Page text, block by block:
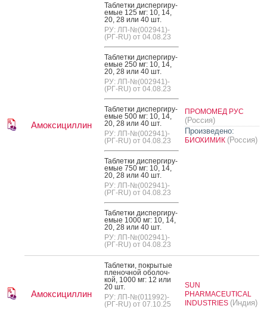
Амоксициллин
Таб­летки дис­перги­ру­
емые 125 мг: 10, 14,
20, 28 или 40 шт.
РУ: ЛП-№(002941)-
(РГ-RU) от 04.08.23
Таб­летки дис­перги­ру­
емые 250 мг: 10, 14,
20, 28 или 40 шт.
РУ: ЛП-№(002941)-
(РГ-RU) от 04.08.23
Таб­летки дис­перги­ру­
емые 500 мг: 10, 14,
20, 28 или 40 шт.
РУ: ЛП-№(002941)-
(РГ-RU) от 04.08.23
Таб­летки дис­перги­ру­
емые 750 мг: 10, 14,
20, 28 или 40 шт.
РУ: ЛП-№(002941)-
(РГ-RU) от 04.08.23
Таб­летки дис­перги­ру­
емые 1000 мг: 10, 14,
20, 28 или 40 шт.
РУ: ЛП-№(002941)-
(РГ-RU) от 04.08.23
ПРОМОМЕД РУС
(Россия)
Произведено:
БИОХИМИК (Россия)
Амоксициллин
Таб­летки, пок­ры­тые
пле­ноч­ной обо­лоч­
кой, 1000 мг: 12 или
20 шт.
РУ: ЛП-№(011992)-
(РГ-RU) от 07.10.25
SUN
PHARMACEUTICAL
INDUSTRIES (Индия)